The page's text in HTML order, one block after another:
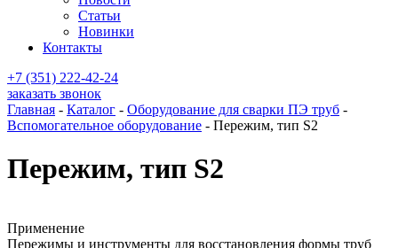
Статьи
Новинки
Контакты
+7 (351) 222-42-24
заказать звонок
Главная - Каталог - Оборудование для сварки ПЭ труб -
Вспомогательное оборудование - Пережим, тип S2
Пережим, тип S2
Применение
Пережимы и инструменты для восстановления формы труб